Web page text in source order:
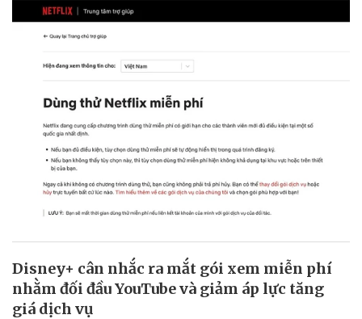
Disney+ cân nhắc ra mắt gói xem miễn phí
nhằm đối đầu YouTube và giảm áp lực tăng
giá dịch vụ